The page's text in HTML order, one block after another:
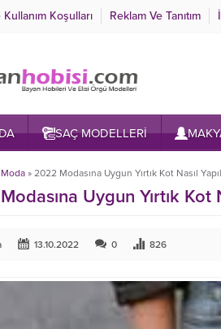
Koşulları Reklam Ve Tanıtım
SAÇ MODELLERİ
Moda » 2022 Modasına Uygun Yırtık Kot Nasıl
Uygun Yırtık Kot
13.10.2022 0 826